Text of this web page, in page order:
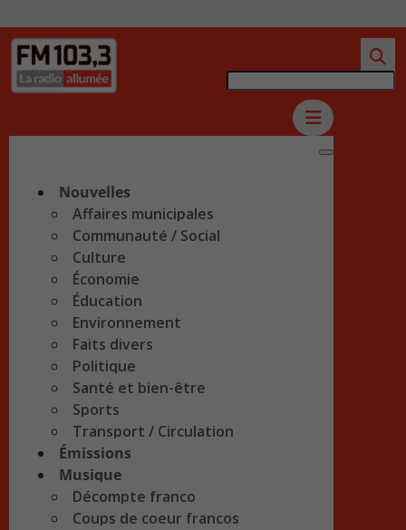
Nouvelles
Affaires municipales
Communauté / Social
Culture
Économie
Éducation
Environnement
Faits divers
Politique
Santé et bien-être
Sports
Transport / Circulation
Émissions
Musique
Décompte franco
Coups de coeur francos